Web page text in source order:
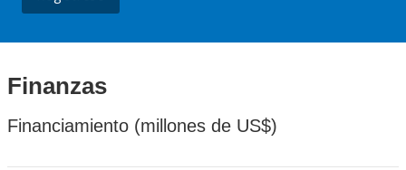
Finanzas
Financiamiento (millones de US$)